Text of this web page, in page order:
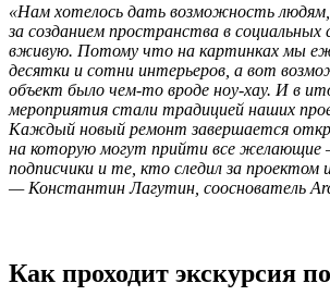
«Нам хотелось дать возможность
за созданием пространства в социальных
вживую. Потому что на картинках мы
десятки и сотни интерьеров, а вот
объект было чем-то вроде ноу-хау. И в
мероприятия стали традицией наших
Каждый новый ремонт завершается
на которую могут прийти все желающие
подписчики и те, кто следил за проектом
— Константин Лагутин, сооснователь
Как проходит экскурсия